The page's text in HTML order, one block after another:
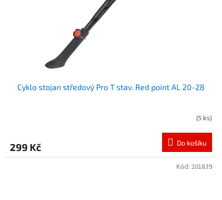
Cyklo stojan středový Pro T stav. Red point AL 20-28
(5 ks)
299 Kč Do košíku
Kód: 201839